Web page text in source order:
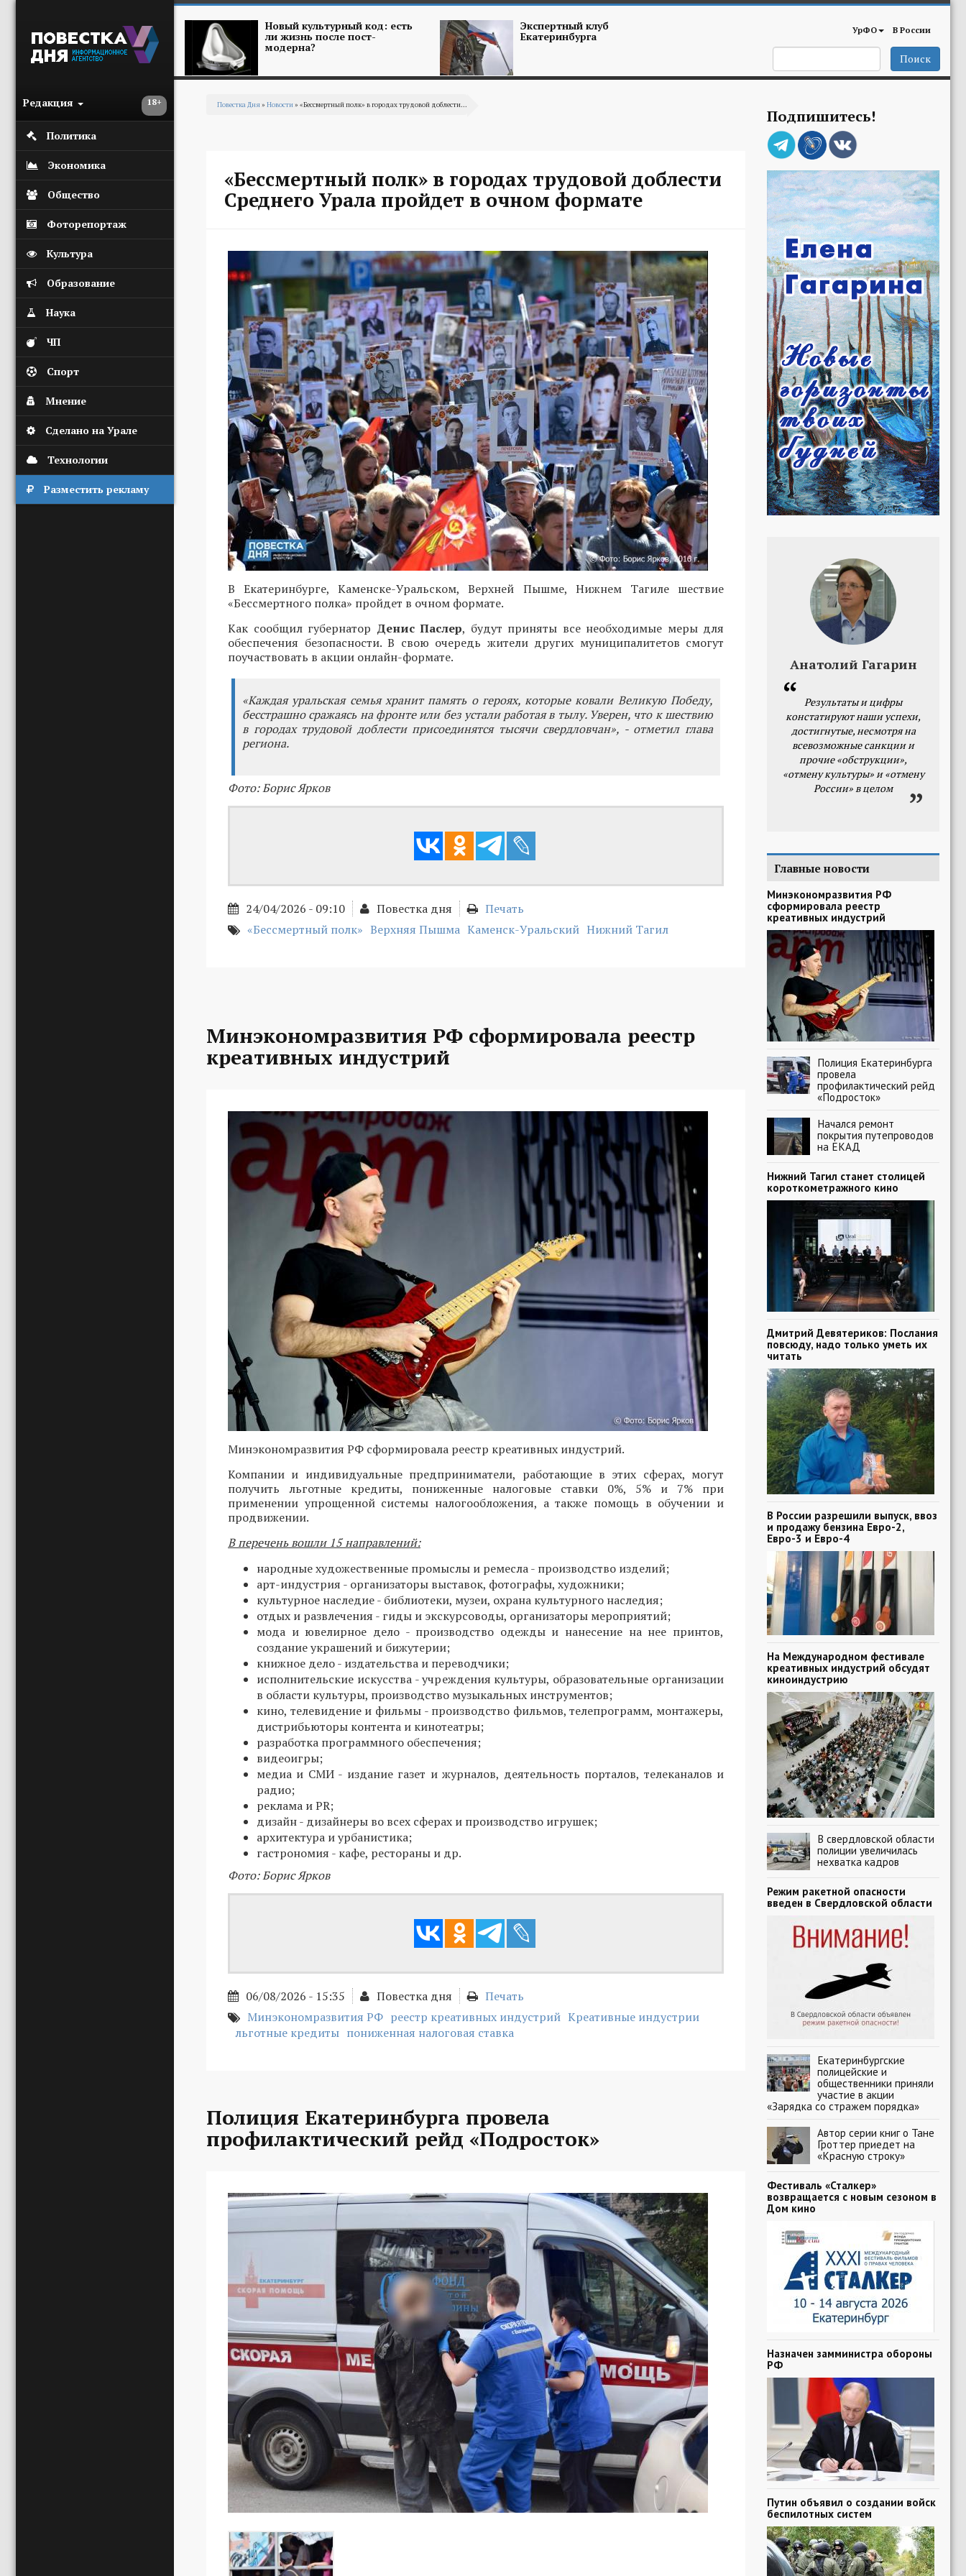
18+
Редакция
Политика
Экономика
Общество
Фоторепортаж
Культура
Образование
Наука
ЧП
Спорт
Мнение
Сделано на Урале
Технологии
Разместить рекламу
Новый культурный код: есть
ли жизнь после пост-
модерна?
Экспертный клуб
Екатеринбурга УрФО В России
Поиск
Повестка Дня» Новости» «Бессмертный полк» в городах трудовой доблести...
«Бессмертный полк» в городах трудовой доблести
Среднего Урала пройдет в очном формате
В Екатеринбурге, Каменске-Уральском, Верхней Пышме, Нижнем Тагиле шествие
«Бессмертного полка» пройдет в очном формате.
Как сообщил губернатор Денис Паслер, будут приняты все необходимые меры для
обеспечения безопасности. В свою очередь жители других муниципалитетов смогут
поучаствовать в акции онлайн-формате.
«Каждая уральская семья хранит память о героях, которые ковали Великую Победу,
бесстрашно сражаясь на фронте или без устали работая в тылу. Уверен, что к шествию
в городах трудовой доблести присоединятся тысячи свердловчан», - отметил глава
региона.
Фото: Борис Ярков
24/04/2026 - 09:10 Повестка дня
Печать
«Бессмертный полк» Верхняя Пышма Каменск-Уральский Нижний Тагил
Минэкономразвития РФ сформировала реестр
креативных индустрий
Минэкономразвития РФ сформировала реестр креативных индустрий.
Компании и индивидуальные предприниматели, работающие в этих сферах, могут
получить льготные кредиты, пониженные налоговые ставки 0%, 5% и 7% при
применении упрощенной системы налогообложения, а также помощь в обучении и
продвижении.
В перечень вошли 15 направлений:
народные художественные промыслы и ремесла - производство изделий;
арт-индустрия - организаторы выставок, фотографы, художники;
культурное наследие - библиотеки, музеи, охрана культурного наследия;
отдых и развлечения - гиды и экскурсоводы, организаторы мероприятий;
мода и ювелирное дело - производство одежды и нанесение на нее принтов,
создание украшений и бижутерии;
книжное дело - издательства и переводчики;
исполнительские искусства - учреждения культуры, образовательные организации
в области культуры, производство музыкальных инструментов;
кино, телевидение и фильмы - производство фильмов, телепрограмм, монтажеры,
дистрибьюторы контента и кинотеатры;
разработка программного обеспечения;
видеоигры;
медиа и СМИ - издание газет и журналов, деятельность порталов, телеканалов и
радио;
реклама и PR;
дизайн - дизайнеры во всех сферах и производство игрушек;
архитектура и урбанистика;
гастрономия - кафе, рестораны и др.
Фото: Борис Ярков
06/08/2026 - 15:35 Повестка дня
Печать
Минэкономразвития РФ реестр креативных индустрий Креативные индустрии
льготные кредиты пониженная налоговая ставка
Полиция Екатеринбурга провела
профилактический рейд «Подросток»
Подпишитесь!
Анатолий Гагарин
Результаты и цифры
констатируют наши успехи,
достигнутые, несмотря на
всевозможные санкции и
прочие «обструкции»,
«отмену культуры» и «отмену
России» в целом
Главные новости
Минэкономразвития РФ
сформировала реестр
креативных индустрий
Полиция Екатеринбурга
провела
профилактический рейд
«Подросток»
Начался ремонт
покрытия путепроводов
на ЕКАД
Нижний Тагил станет столицей
короткометражного кино
Дмитрий Девятериков: Послания
повсюду, надо только уметь их
читать
В России разрешили выпуск, ввоз
и продажу бензина Евро-2,
Евро-3 и Евро-4
На Международном фестивале
креативных индустрий обсудят
киноиндустрию
В свердловской области
полиции увеличилась
нехватка кадров
Режим ракетной опасности
введен в Свердловской области
Екатеринбургские
полицейские и
общественники приняли
участие в акции
«Зарядка со стражем порядка»
Автор серии книг о Тане
Гроттер приедет на
«Красную строку»
Фестиваль «Сталкер»
возвращается с новым сезоном в
Дом кино
Назначен замминистра обороны
РФ
Путин объявил о создании войск
беспилотных систем